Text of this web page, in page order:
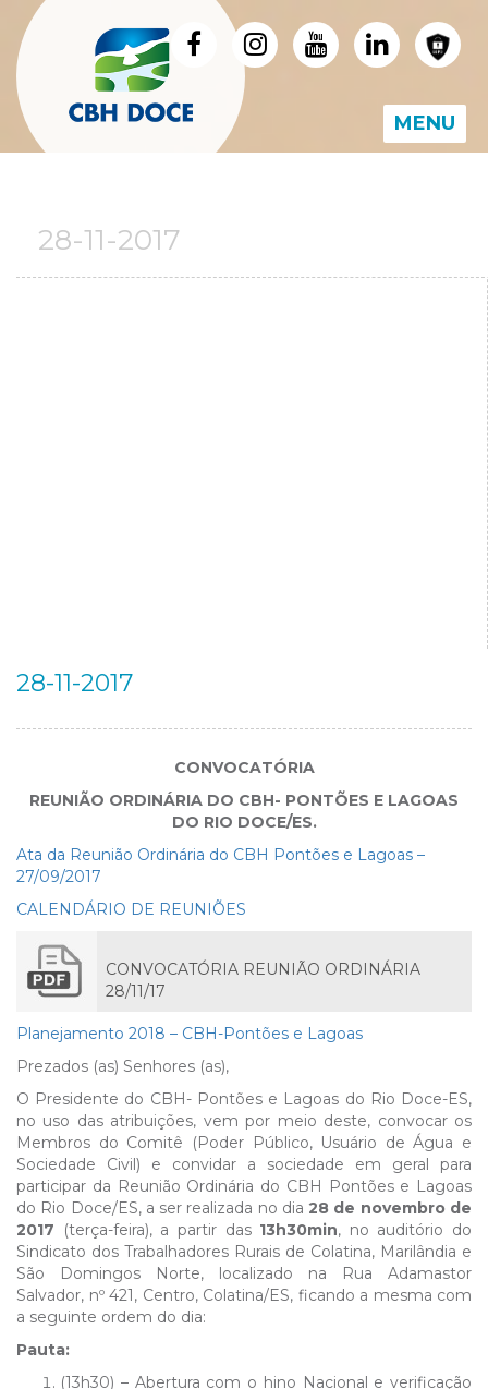
MENU
28-11-2017
28-11-2017
CONVOCATÓRIA
REUNIÃO ORDINÁRIA DO CBH- PONTÕES E LAGOAS
DO RIO DOCE/ES.
Ata da Reunião Ordinária do CBH Pontões e Lagoas –
27/09/2017
CALENDÁRIO DE REUNIÕES
CONVOCATÓRIA REUNIÃO ORDINÁRIA
28/11/17
Planejamento 2018 – CBH-Pontões e Lagoas
Prezados (as) Senhores (as),
O Presidente do CBH- Pontões e Lagoas do Rio Doce-ES,
no uso das atribuições, vem por meio deste, convocar os
Membros do Comitê (Poder Público, Usuário de Água e
Sociedade Civil) e convidar a sociedade em geral para
participar da Reunião Ordinária do CBH Pontões e Lagoas
do Rio Doce/ES, a ser realizada no dia28 de novembro de
2017 (terça-feira), a partir das 13h30min, no auditório do
Sindicato dos Trabalhadores Rurais de Colatina, Marilândia e
São Domingos Norte, localizado na Rua Adamastor
Salvador, nº 421, Centro, Colatina/ES, ficando a mesma com
a seguinte ordem do dia:
Pauta:
(13h30) – Abertura com o hino Nacional e verificação